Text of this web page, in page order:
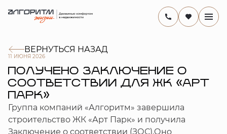
ВЕРНУТЬСЯ НАЗАД
11 ИЮНЯ 2026
ПОЛУЧЕНО ЗАКЛЮЧЕНИЕ О
СООТВЕТСТВИИ ДЛЯ ЖК «АРТ
ПАРК»
Группа компаний «Алгоритм» завершила
строительство ЖК «Арт Парк» и получила
Заключение о соответствии (ЗОС).Оно